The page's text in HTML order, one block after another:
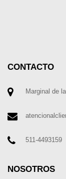
CONTACTO
Marginal de
511-4493159
NOSOTROS